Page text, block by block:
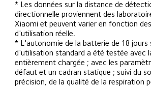
* Les données sur la distance de
directionnelle proviennent des
Xiaomi et peuvent varier en fonction
d'utilisation réelle.
* L'autonomie de la batterie de 18 jours
d'utilisation standard a été testée avec
entièrement chargée ; avec les
défaut et un cadran statique ; suivi du
précision, de la qualité de la respiration